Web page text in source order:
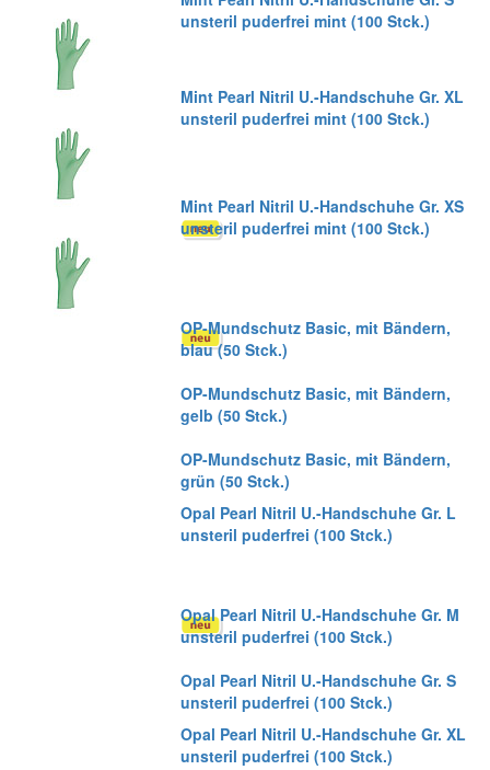
unsteril puderfrei mint (100 Stck.)
Mint Pearl Nitril U.-Handschuhe Gr. XL
unsteril puderfrei mint (100 Stck.)
Mint Pearl Nitril U.-Handschuhe Gr. XS
unsteril puderfrei mint (100 Stck.)
OP-Mundschutz Basic, mit Bändern,
blau (50 Stck.)
OP-Mundschutz Basic, mit Bändern,
gelb (50 Stck.)
OP-Mundschutz Basic, mit Bändern,
grün (50 Stck.)
Opal Pearl Nitril U.-Handschuhe Gr. L
unsteril puderfrei (100 Stck.)
Opal Pearl Nitril U.-Handschuhe Gr. M
unsteril puderfrei (100 Stck.)
Opal Pearl Nitril U.-Handschuhe Gr. S
unsteril puderfrei (100 Stck.)
Opal Pearl Nitril U.-Handschuhe Gr. XL
unsteril puderfrei (100 Stck.)